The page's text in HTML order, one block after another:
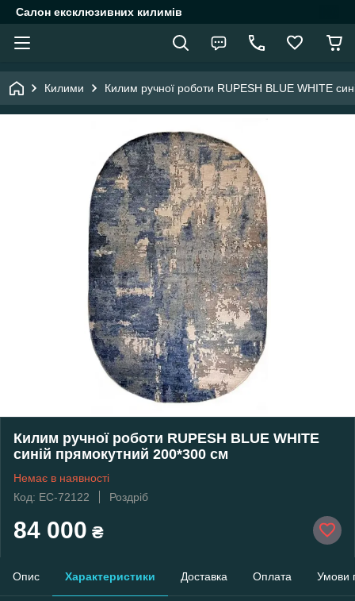
Салон ексклюзивних килимів
Килими Килим ручної роботи RUPESH BLUE WHITE
Килим ручної роботи RUPESH BLUE WHITE
синій прямокутний 200*300 см
Немає в наявності
Код: EC-72122
Роздріб
84 000 ₴
Опис Характеристики Доставка Оплата Умови